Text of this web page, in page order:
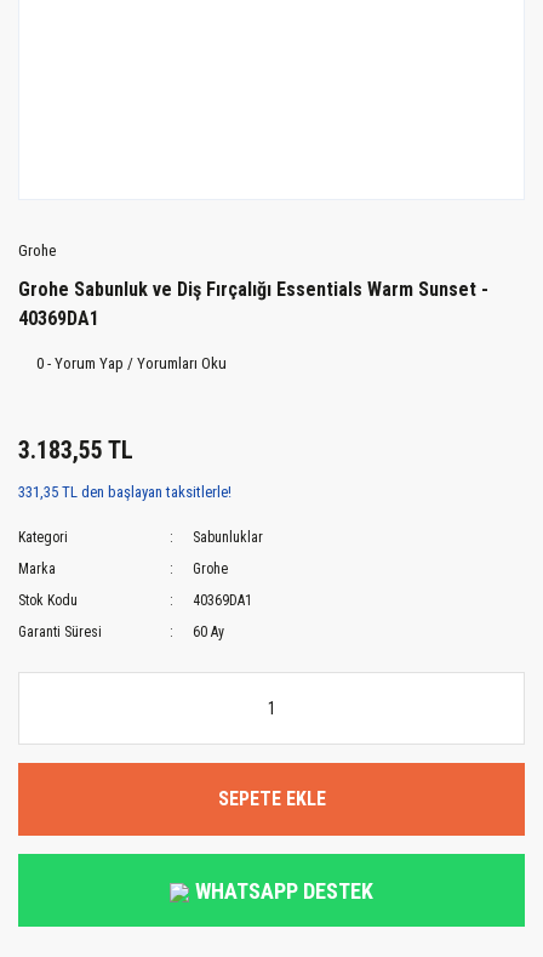
Grohe
Grohe Sabunluk ve Diş Fırçalığı Essentials Warm Sunset -
40369DA1
0 - Yorum Yap / Yorumları Oku
3.183,55 TL
331,35 TL den başlayan taksitlerle!
Kategori
Sabunluklar
Marka
Grohe
Stok Kodu
40369DA1
Garanti Süresi
60 Ay
SEPETE EKLE
WHATSAPP DESTEK